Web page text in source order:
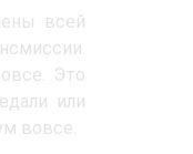
всей
Это
или
вовсе.